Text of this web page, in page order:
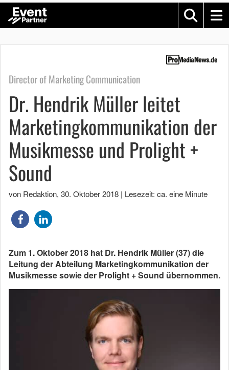
Director of Marketing Communication
Dr. Hendrik Müller leitet
Marketingkommunikation der
Musikmesse und Prolight +
Sound
von Redaktion, 30. Oktober 2018 | Lesezeit: ca. eine Minute
Zum 1. Oktober 2018 hat Dr. Hendrik Müller (37) die
Leitung der Abteilung Marketingkommunikation der
Musikmesse sowie der Prolight + Sound übernommen.